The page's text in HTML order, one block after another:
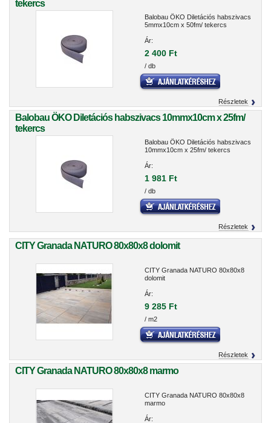
tekercs
Balobau ÖKO Diletációs habszivacs
5mmx10cm x 50fm/ tekercs
Ár:
2 400 Ft
/ db
Részletek
Balobau ÖKO Diletációs habszivacs 10mmx10cm x 25fm/
tekercs
Balobau ÖKO Diletációs habszivacs
10mmx10cm x 25fm/ tekercs
Ár:
1 981 Ft
/ db
Részletek
CITY Granada NATURO 80x80x8 dolomit
CITY Granada NATURO 80x80x8
dolomit
Ár:
9 285 Ft
/ m2
Részletek
CITY Granada NATURO 80x80x8 marmo
CITY Granada NATURO 80x80x8
marmo
Ár: